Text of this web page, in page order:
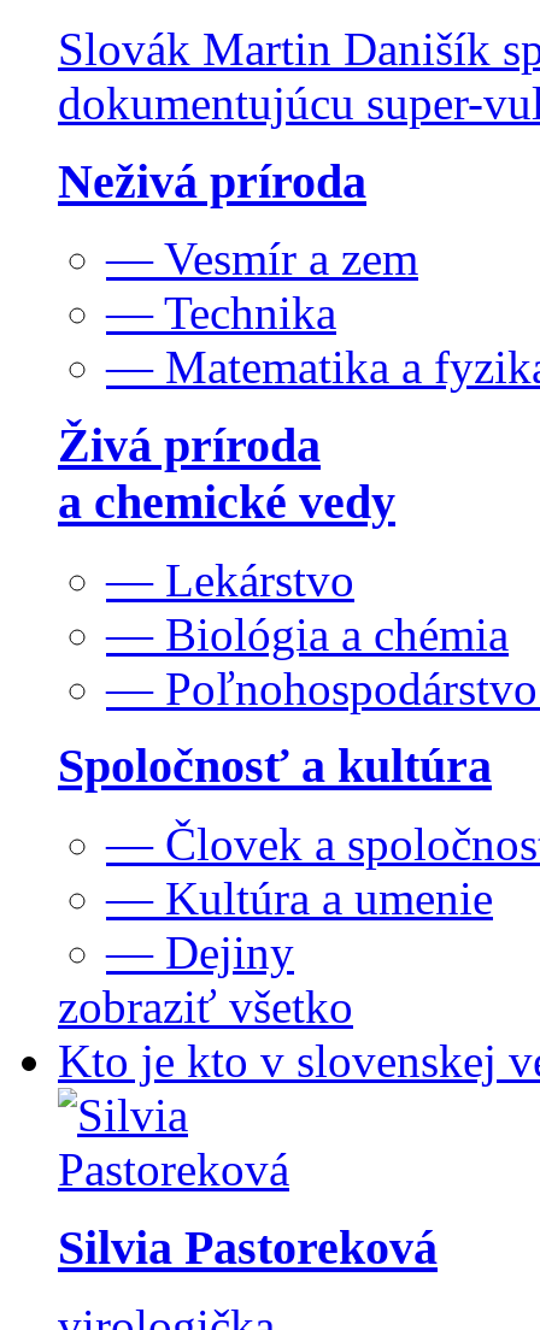
Slovák Martin Danišík
dokumentujúcu super-
Neživá príroda
— Vesmír a zem
— Technika
— Matematika a
Živá príroda
a chemické vedy
— Lekárstvo
— Biológia a chémia
—
Spoločnosť a kultúra
— Človek a
— Kultúra a umenie
— Dejiny
zobraziť všetko
Kto je kto v slovenskej
Silvia Pastoreková